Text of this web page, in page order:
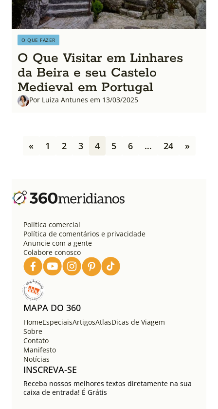
O QUE FAZER
O Que Visitar em Linhares
da Beira e seu Castelo
Medieval em Portugal
Por Luiza Antunes em 13/03/2025
a
ç
« 1 2 3 4 5 6 … 24 »
Política comercial
Política de comentários e privacidade
Anuncie com a gente
Colabore conosco
MAPA DO 360
HomeEspeciaisArtigosAtlasDicas de Viagem
Sobre
Contato
Manifesto
Notícias
INSCREVA-SE
Receba nossos melhores textos diretamente na sua
caixa de entrada! É Grátis